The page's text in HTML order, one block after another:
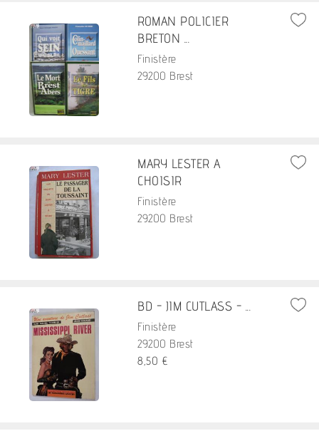
ROMAN POLICIER
BRETON ...
Finistère
29200 Brest
MARY LESTER A
CHOISIR
Finistère
29200 Brest
BD - JIM CUTLASS - ...
Finistère
29200 Brest
8,50 €